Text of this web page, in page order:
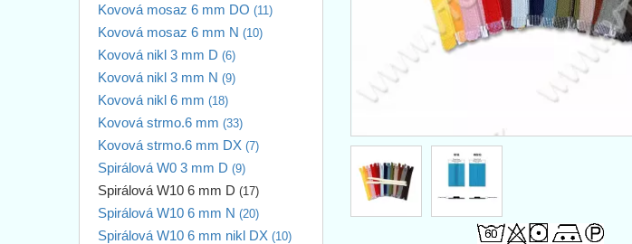
Kovová mosaz 6 mm DO (11)
Kovová mosaz 6 mm N (10)
Kovová nikl 3 mm D (6)
Kovová nikl 3 mm N (9)
Kovová nikl 6 mm (18)
Kovová strmo.6 mm (33)
Kovová strmo.6 mm DX (7)
Spirálová W0 3 mm D (9)
Spirálová W10 6 mm D (17)
Spirálová W10 6 mm N (20)
Spirálová W10 6 mm nikl DX (10)